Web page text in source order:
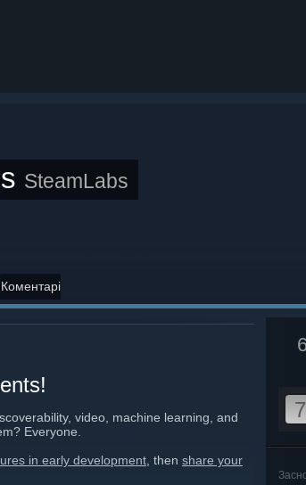
SteamLabs
Коментарі
video, machine learning, and
Everyone.
in early development , then share your